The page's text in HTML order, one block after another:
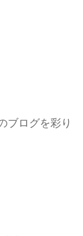
ブログを彩り